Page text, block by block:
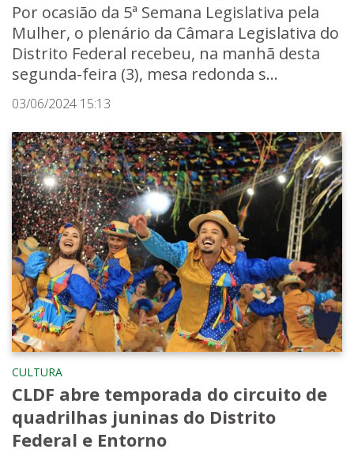
Por ocasião da 5ª Semana Legislativa pela
Mulher, o plenário da Câmara Legislativa do
Distrito Federal recebeu, na manhã desta
segunda-feira (3), mesa redonda s...
03/06/2024 15:13
CULTURA
CLDF abre temporada do circuito de
quadrilhas juninas do Distrito
Federal e Entorno